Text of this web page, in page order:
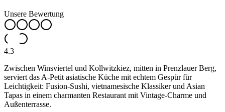
Unsere Bewertung
4.3
Zwischen Winsviertel und Kollwitzkiez, mitten in Prenzlauer Berg,
serviert das A-Petit asiatische Küche mit echtem Gespür für
Leichtigkeit: Fusion-Sushi, vietnamesische Klassiker und Asian
Tapas in einem charmanten Restaurant mit Vintage-Charme und
Außenterrasse.